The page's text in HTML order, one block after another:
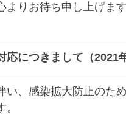
りお待ち申し上げます
応につきまして（2021
い、感染拡大防止のた